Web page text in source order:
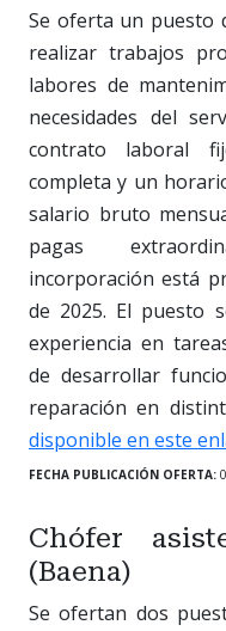
Se oferta un puesto
realizar trabajos
labores de
necesidades del
contrato laboral
completa y un
salario bruto
pagas
incorporación está
de 2025. El puesto
experiencia en
de desarrollar
reparación en
disponible en este
FECHA PUBLICACIÓN OFERTA:
Chófer
(Baena)
Se ofertan dos